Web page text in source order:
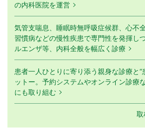
の内科医院を運営
気管支喘息、睡眠時無呼吸症候群、心不
習慣病などの慢性疾患で専門性を発揮し
ルエンザ等、内科全般を幅広く診療
患者一人ひとりに寄り添う親身な診療と“
ットー。予約システムやオンライン診療
にも取り組む
取